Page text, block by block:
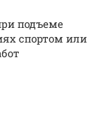
подъеме
спортом или